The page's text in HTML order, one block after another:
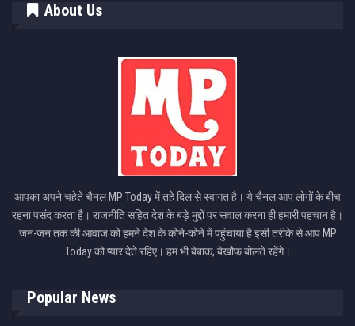
About Us
आपका अपने चहेते चैनल MP Today में तहे दिल से स्वागत है। ये चैनल आप लोगों के बीच
रहना पसंद करता है। राजनीति सहित देश के बड़े मुद्दों पर सवाल करना ही हमारी पहचान है।
जन-जन तक की आवाज को हमने देश के कोने-कोने में पहुंचाया है इसी तरीके से आप MP
Today को प्यार देते रहिए। हम भी बेबाक, बेखौफ बोलते रहेंगे।
Popular News